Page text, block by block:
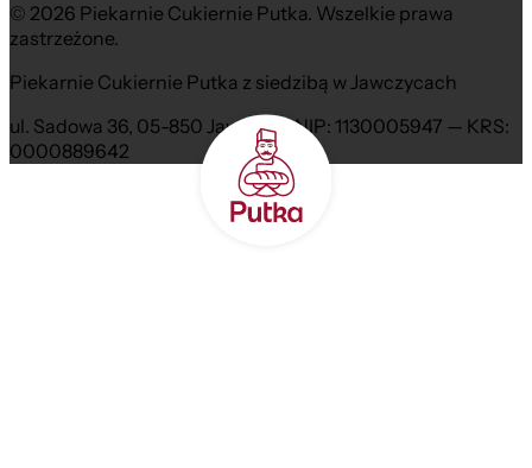
© 2026 Piekarnie Cukiernie Putka. Wszelkie prawa
zastrzeżone.
Piekarnie Cukiernie Putka z siedzibą w Jawczycach
ul. Sadowa 36, 05-850 Jawczyce NIP: 1130005947 — KRS:
0000889642